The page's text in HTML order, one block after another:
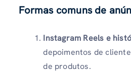
Formas comuns de
Instagram Reels e
depoimentos de
de produtos.